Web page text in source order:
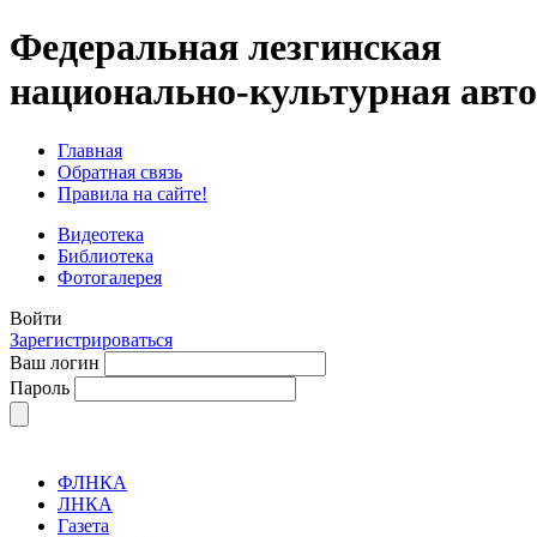
Федеральная лезгинская
национально-культурная
Главная
Обратная связь
Правила на сайте!
Видеотека
Библиотека
Фотогалерея
Войти
Зарегистрироваться
Ваш логин
Пароль
ФЛНКА
ЛНКА
Газета